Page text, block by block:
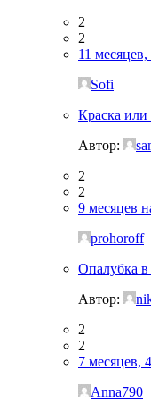
2
2
11
Sofi
Краска или
Автор:
2
2
9 месяцев
prohoroff
Опалубка в
Автор:
2
2
7 месяцев,
Anna790